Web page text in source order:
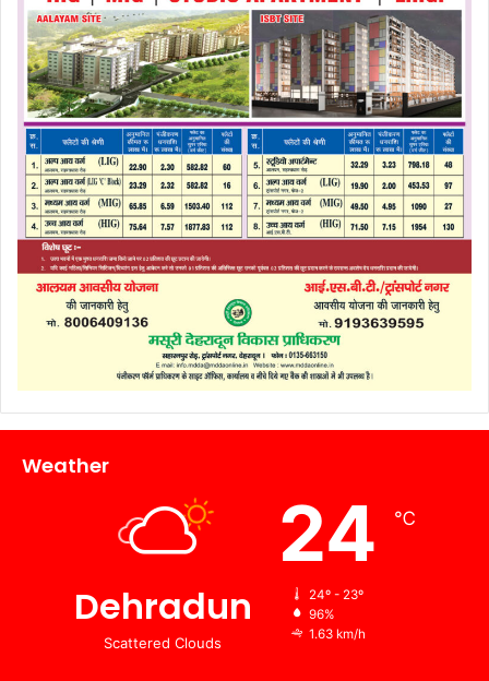
Weather
Dehradun
Scattered Clouds
24 ℃
24º - 23º
96%
1.63 km/h